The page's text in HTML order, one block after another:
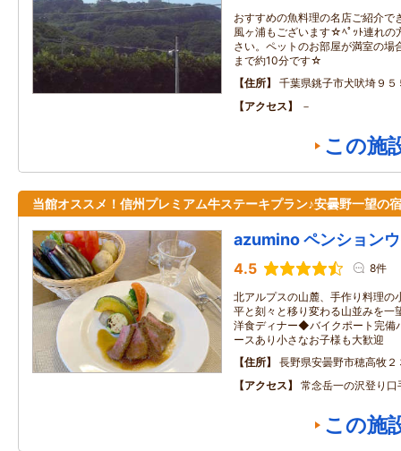
おすすめの魚料理の名店ご紹介で
風ヶ浦もございます☆ﾍﾟｯﾄ連れの
さい。ペットのお部屋が満室の場
まで約10分です☆
住所
千葉県銚子市犬吠埼９５
アクセス
－
この施
当館オススメ！信州プレミアム牛ステーキプラン♪安曇野一望の宿
azumino ペンション
4.5 8件
北アルプスの山麓、手作り料理
平と刻々と移り変わる山並みを
洋食ディナー◆バイクポート完
ースあり小さなお子様も大歓迎
住所
長野県安曇野市穂高牧２
アクセス
常念岳一の沢登り口
この施